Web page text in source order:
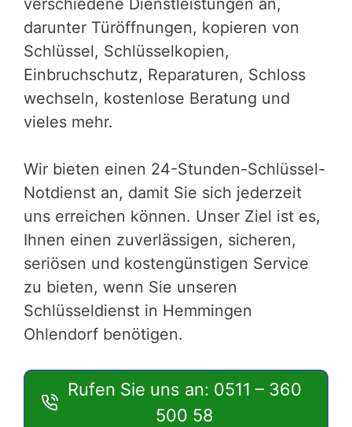
verschiedene Dienstleistungen an,
darunter Türöffnungen, kopieren von
Schlüssel, Schlüsselkopien,
Einbruchschutz, Reparaturen, Schloss
wechseln, kostenlose Beratung und
vieles mehr.
Wir bieten einen 24-Stunden-Schlüssel-
Notdienst an, damit Sie sich jederzeit
uns erreichen können. Unser Ziel ist es,
Ihnen einen zuverlässigen, sicheren,
seriösen und kostengünstigen Service
zu bieten, wenn Sie unseren
Schlüsseldienst in Hemmingen
Ohlendorf benötigen.
Rufen Sie uns an: 0511 – 360
500 58